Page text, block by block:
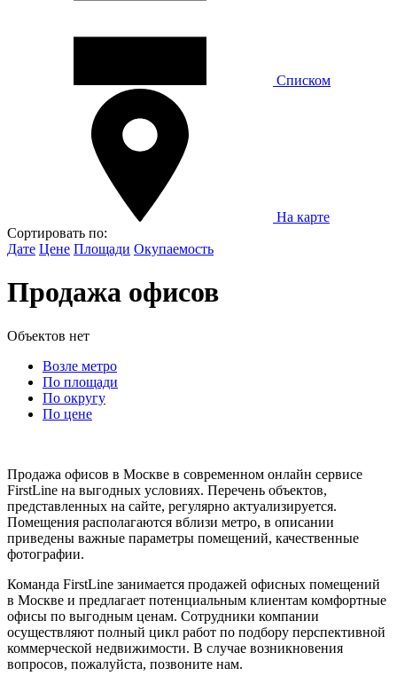
Списком
На карте
Сортировать по:
Дате Цене Площади Окупаемость
Продажа офисов
Объектов нет
Возле метро
По площади
По округу
По цене
Продажа офисов в Москве в современном онлайн сервисе
FirstLine на выгодных условиях. Перечень объектов,
представленных на сайте, регулярно актуализируется.
Помещения располагаются вблизи метро, в описании
приведены важные параметры помещений, качественные
фотографии.
Команда FirstLine занимается продажей офисных помещений
в Москве и предлагает потенциальным клиентам комфортные
офисы по выгодным ценам. Сотрудники компании
осуществляют полный цикл работ по подбору перспективной
коммерческой недвижимости. В случае возникновения
вопросов, пожалуйста, позвоните нам.